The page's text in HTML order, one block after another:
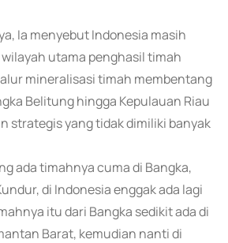
Ia menyebut Indonesia masih
utama penghasil timah
mineralisasi timah membentang
Belitung hingga Kepulauan Riau
strategis yang tidak dimiliki banyak
ada timahnya cuma di Bangka,
di Indonesia enggak ada lagi
itu dari Bangka sedikit ada di
Barat, kemudian nanti di